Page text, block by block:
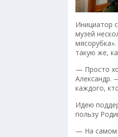
Инициатор
музей
такую же,
— Просто
Александр.
каждого,
Идею
пользу
— На самом